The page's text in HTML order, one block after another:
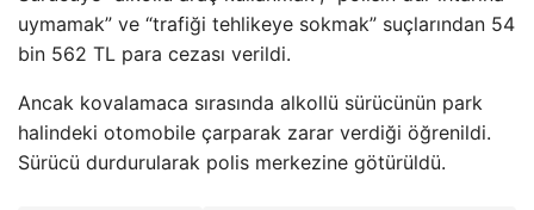
uymamak” ve “trafiği tehlikeye sokmak” suçlarından 54
bin 562 TL para cezası verildi.
Ancak kovalamaca sırasında alkollü sürücünün park
halindeki otomobile çarparak zarar verdiği öğrenildi.
Sürücü durdurularak polis merkezine götürüldü.